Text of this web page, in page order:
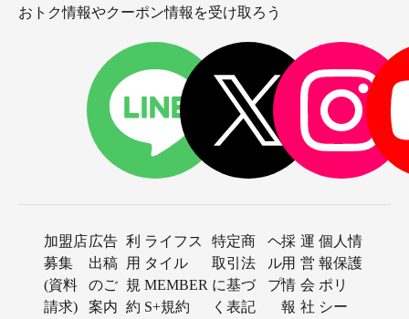
おトク情報やクーポン情報を受け取ろう
加盟店
募集
(資料
請求)
広告
出稿
のご
案内
利
用
規
約
ライフス
タイル
MEMBER
S+規約
特定商
取引法
に基づ
く表記
ヘ
ル
プ
採
用
情
報
運
営
会
社
個人情
報保護
ポリ
シー